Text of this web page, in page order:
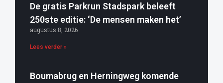
De gratis Parkrun Stadspark beleeft
250ste editie: ‘De mensen maken het’
augustus 8, 2026
Lees verder »
Boumabrug en Herningweg komende